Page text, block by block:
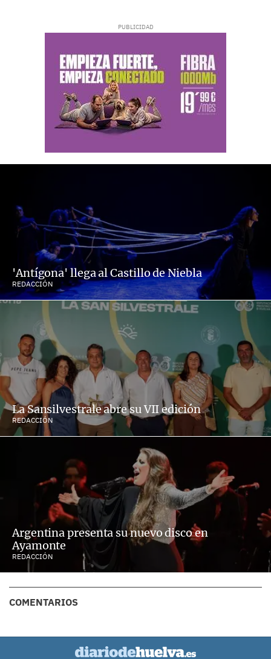
'Antígona' llega al Castillo de Niebla
REDACCIÓN
La Sansilvestrale abre su VII edición
REDACCIÓN
Argentina presenta su nuevo disco en
Ayamonte
REDACCIÓN
COMENTARIOS